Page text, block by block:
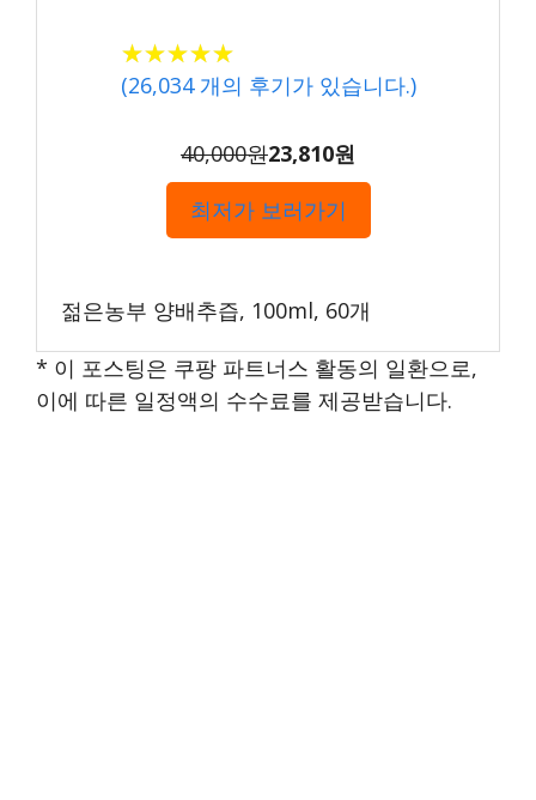
★★★★★
★★★★★
(26,034개의 후기가 있습니다.)
40,000원23,810원
최저가 보러가기
젊은농부 양배추즙, 100ml, 60개
* 이 포스팅은 쿠팡 파트너스 활동의 일환으로,
이에 따른 일정액의 수수료를 제공받습니다.